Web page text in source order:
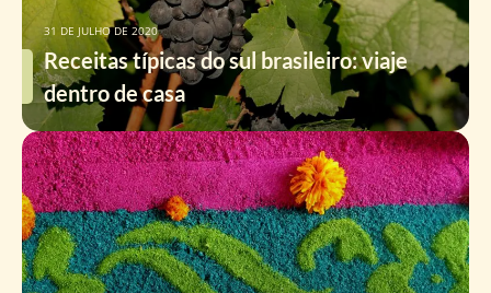
Receitas típicas do sul brasileiro: viaje
dentro de casa
31 DE JULHO DE 2020